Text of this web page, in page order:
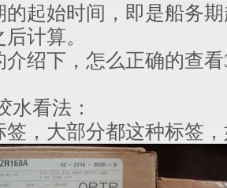
的起始时间，即是船务
计算。
介绍下，怎么正确的查
水看法：
签，大部分都这种标签